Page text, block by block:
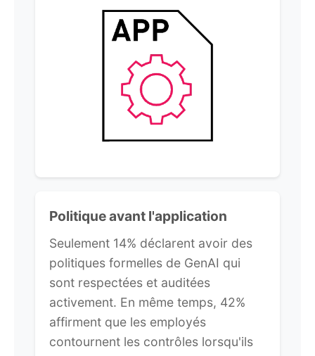
Politique avant l'application
Seulement 14% déclarent avoir des
politiques formelles de GenAI qui
sont respectées et auditées
activement. En même temps, 42%
affirment que les employés
contournent les contrôles lorsqu'ils